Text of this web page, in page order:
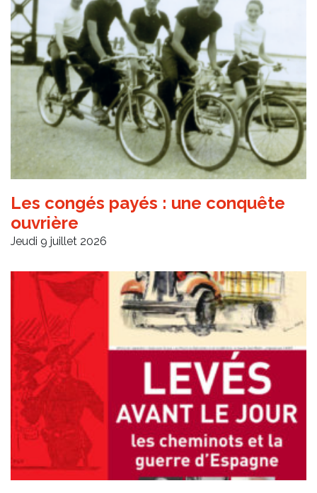
Les congés payés : une conquête
ouvrière
Jeudi 9 juillet 2026